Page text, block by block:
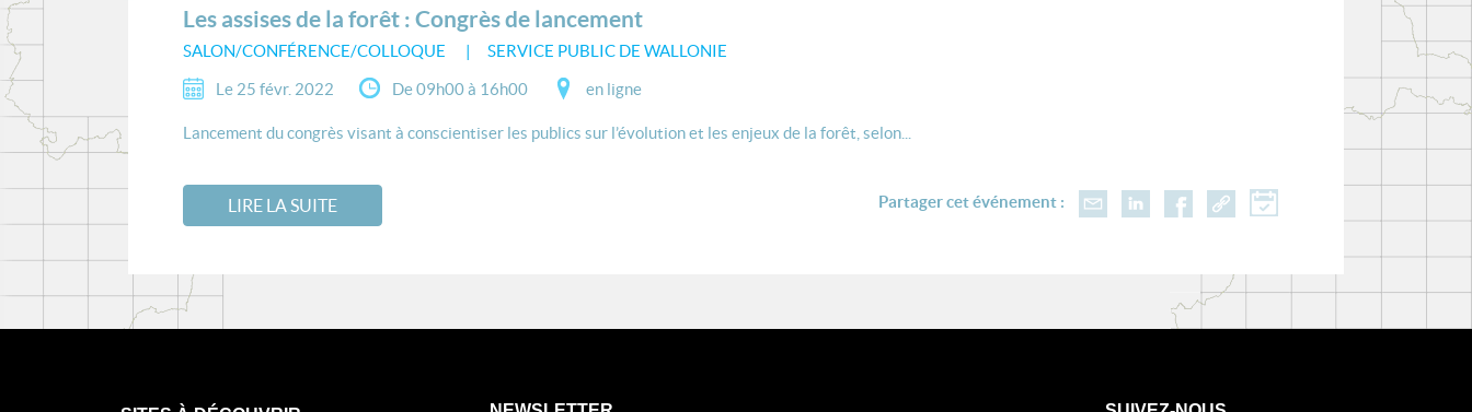
Les assises de la forêt : Congrès de lancement
SALON/CONFÉRENCE/COLLOQUE SERVICE PUBLIC DE WALLONIE
Le 25 févr. 2022 De 09h00 à 16h00 en ligne
Lancement du congrès visant à conscientiser les publics sur l’évolution et les enjeux de la forêt, selon...
LIRE LA SUITE Partager cet événement :